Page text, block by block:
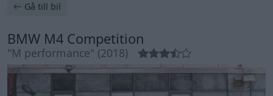
Gå till bil
BMW M4 Competition
"M performance" (2018)